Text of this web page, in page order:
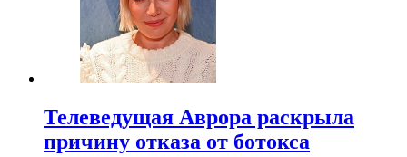
Телеведущая Аврора раскрыла
причину отказа от ботокса